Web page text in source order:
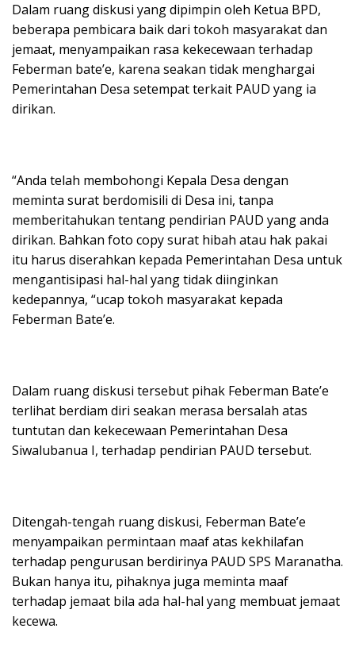
Dalam ruang diskusi yang dipimpin oleh Ketua BPD,
beberapa pembicara baik dari tokoh masyarakat dan
jemaat, menyampaikan rasa kekecewaan terhadap
Feberman bate’e, karena seakan tidak menghargai
Pemerintahan Desa setempat terkait PAUD yang ia
dirikan.
“Anda telah membohongi Kepala Desa dengan
meminta surat berdomisili di Desa ini, tanpa
memberitahukan tentang pendirian PAUD yang anda
dirikan. Bahkan foto copy surat hibah atau hak pakai
itu harus diserahkan kepada Pemerintahan Desa untuk
mengantisipasi hal-hal yang tidak diinginkan
kedepannya, “ucap tokoh masyarakat kepada
Feberman Bate’e.
Dalam ruang diskusi tersebut pihak Feberman Bate’e
terlihat berdiam diri seakan merasa bersalah atas
tuntutan dan kekecewaan Pemerintahan Desa
Siwalubanua I, terhadap pendirian PAUD tersebut.
Ditengah-tengah ruang diskusi, Feberman Bate’e
menyampaikan permintaan maaf atas kekhilafan
terhadap pengurusan berdirinya PAUD SPS Maranatha.
Bukan hanya itu, pihaknya juga meminta maaf
terhadap jemaat bila ada hal-hal yang membuat jemaat
kecewa.